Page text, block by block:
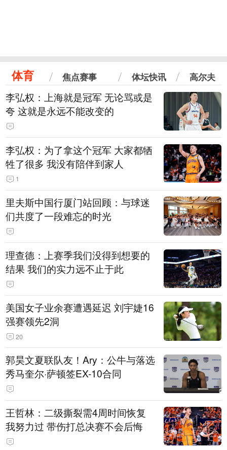
体育 焦点赛事 体坛快讯 高尔夫
李弘权：上海就是冠军 无论骂或是
夸 这就是永远不能改变的
李弘权：为了拿这个冠军 大家都牺
牲了很多 我没有陪伴到家人
1
里夫斯中国行厦门站回顾：与球迷
们共度了一段难忘的时光
理查德：上赛季我们没得到想要的
结果 我们的实力远不止于此
美国女子业余赛遭遇延迟 刘宇婕16
强赛领先2洞
20
郭昊文夏联队友！Ary：公牛与落选
秀马奎尔·萨顿签EX-10合同
王哲林：二级撕裂需4周时间恢复
我努力过 带伤打总决赛不会后悔